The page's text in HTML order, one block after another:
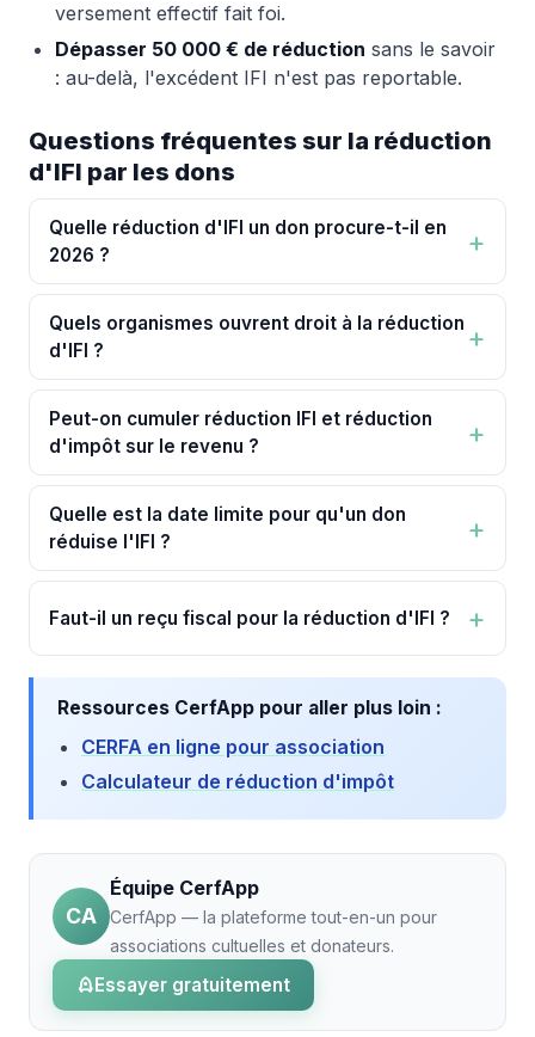
versement effectif fait foi.
Dépasser 50 000 € de réduction sans le savoir
: au-delà, l'excédent IFI n'est pas reportable.
Questions fréquentes sur la réduction
d'IFI par les dons
Quelle réduction d'IFI un don procure-t-il en
2026 ?
Quels organismes ouvrent droit à la réduction
d'IFI ?
Peut-on cumuler réduction IFI et réduction
d'impôt sur le revenu ?
Quelle est la date limite pour qu'un don
réduise l'IFI ?
Faut-il un reçu fiscal pour la réduction d'IFI ?
Ressources CerfApp pour aller plus loin :
CERFA en ligne pour association
Calculateur de réduction d'impôt
CA
Équipe CerfApp
CerfApp — la plateforme tout-en-un pour
associations cultuelles et donateurs.
Essayer gratuitement